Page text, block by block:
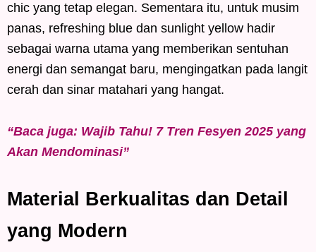
chic yang tetap elegan. Sementara itu, untuk musim
panas, refreshing blue dan sunlight yellow hadir
sebagai warna utama yang memberikan sentuhan
energi dan semangat baru, mengingatkan pada langit
cerah dan sinar matahari yang hangat.
“Baca juga: Wajib Tahu! 7 Tren Fesyen 2025 yang
Akan Mendominasi”
Material Berkualitas dan Detail
yang Modern